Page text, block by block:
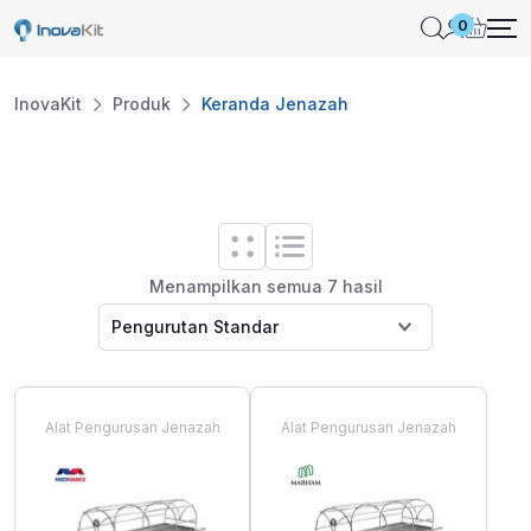
Skip
0
InovaKit Produk Keranda Jenazah
Menampilkan semua 7 hasil
Alat Pengurusan Jenazah Alat Pengurusan Jenazah